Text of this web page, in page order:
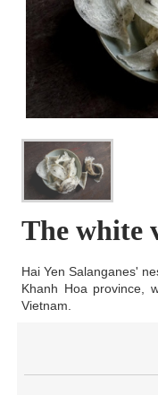
The white
Hai Yen Salanganes'
Khanh Hoa province,
Vietnam.